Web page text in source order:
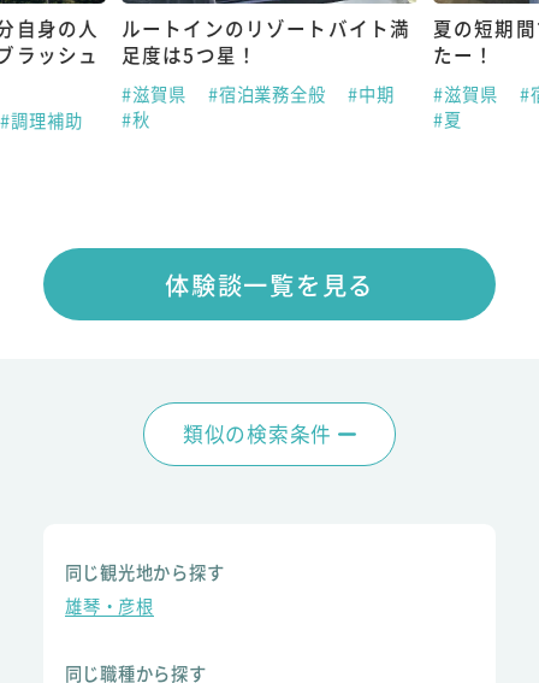
自身の人
ラッシュ
#調理補助
ルートインのリゾートバイト満
足度は5つ星！
#滋賀県 #宿泊業務全般
#中期
#秋
夏の短期
たー！
#滋賀県
#
#夏
体験談一覧を見る
類似の検索条件
同じ観光地から探す
雄琴・彦根
同じ職種から探す